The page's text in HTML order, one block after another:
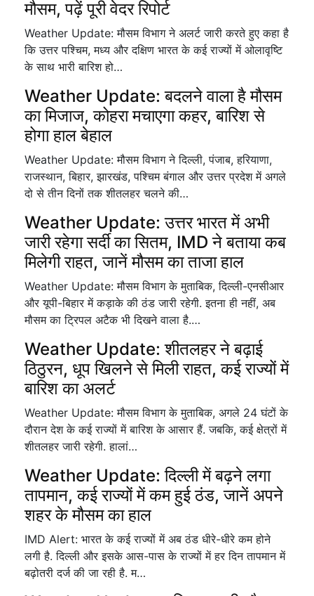
मौसम, पढ़ें पूरी वेदर रिपोर्ट
Weather Update: मौसम विभाग ने अलर्ट जारी करते हुए कहा है
कि उत्तर पश्‍च‍िम, मध्‍य और दक्ष‍िण भारत के कई राज्‍यों में ओलावृष्‍ट‍ि
के साथ भारी बार‍िश हो…
Weather Update: बदलने वाला है मौसम
का मिजाज, कोहरा मचाएगा कहर, बारिश से
होगा हाल बेहाल
Weather Update: मौसम विभाग ने दिल्ली, पंजाब, हरियाणा,
राजस्थान, बिहार, झारखंड, पश्चिम बंगाल और उत्तर प्रदेश में अगले
दो से तीन दिनों तक शीतलहर चलने की…
Weather Update: उत्तर भारत में अभी
जारी रहेगा सर्दी का सितम, IMD ने बताया कब
मिलेगी राहत, जानें मौसम का ताजा हाल
Weather Update: मौसम विभाग के मुताबिक, दिल्ली-एनसीआर
और यूपी-बिहार में कड़ाके की ठंड जारी रहेगी. इतना ही नहीं, अब
मौसम का ट्रिपल अटैक भी दिखने वाला है.…
Weather Update: शीतलहर ने बढ़ाई
ठिठुरन, धूप खिलने से मिली राहत, कई राज्यों में
बारिश का अलर्ट
Weather Update: मौसम विभाग के मुताबिक, अगले 24 घंटों के
दौरान देश के कई राज्यों में बारिश के आसार हैं. जबकि, कई क्षेत्रों में
शीतलहर जारी रहेगी. हालां…
Weather Update: दिल्ली में बढ़ने लगा
तापमान, कई राज्यों में कम हुई ठंड, जानें अपने
शहर के मौसम का हाल
IMD Alert: भारत के कई राज्यों में अब ठंड धीरे-धीरे कम होने
लगी है. दिल्ली और इसके आस-पास के राज्यों में हर दिन तापमान में
बढ़ोतरी दर्ज की जा रही है. म…